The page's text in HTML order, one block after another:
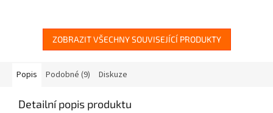
ZOBRAZIT VŠECHNY SOUVISEJÍCÍ PRODUKTY
Popis Podobné (9) Diskuze
Detailní popis produktu